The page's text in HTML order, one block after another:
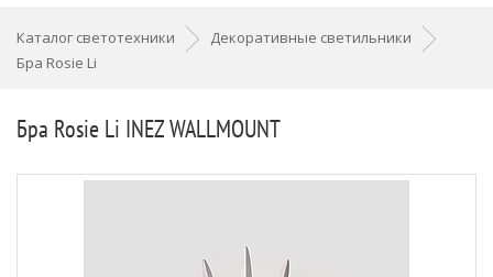
Каталог светотехники
Декоративные светильники
Бра Rosie Li
Бра Rosie Li INEZ WALLMOUNT